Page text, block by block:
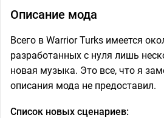
Описание мода
Всего в Warrior Turks имеется
разработанных с нуля лишь
новая музыка. Это все, что я
описания мода не предоставил.
Список новых сценариев: